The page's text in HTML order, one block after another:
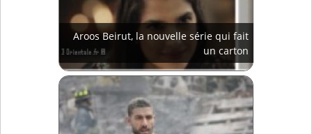
Aroos Beirut, la nouvelle série qui fait
un carton